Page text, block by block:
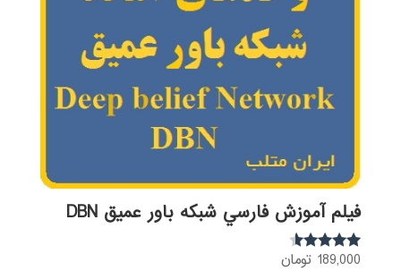
فيلم آموزش فارسي شبكه باور عميق DBN
نمره
189,000 تومان